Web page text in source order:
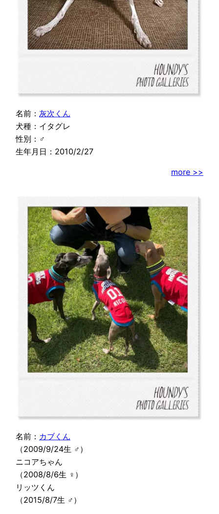
名前： 灰次くん
犬種：イタグレ
性別：♂
生年月日：2010/2/27
more >>
名前： カブくん
（2009/9/24生 ♂）
ニコアちゃん
（2008/8/6生 ♀）
リッツくん
（2015/8/7生 ♂）